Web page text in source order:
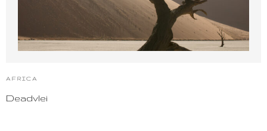
AFRICA
Deadvlei